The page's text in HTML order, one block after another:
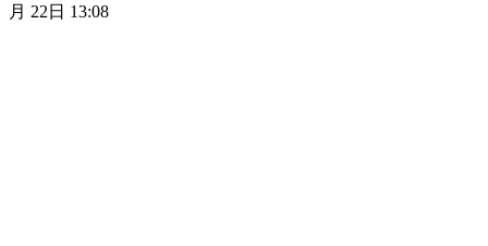
月 22日 13:08